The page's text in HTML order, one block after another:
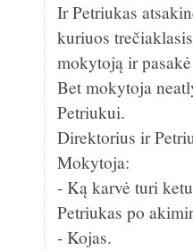
Ir Petriukas
kuriuos
mokytoją ir
Bet mokytoja
Petriukui.
Direktorius ir
Mokytoja:
- Ką karvė turi
Petriukas po
- Kojas.